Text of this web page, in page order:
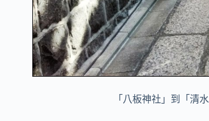
「八板神社」到「清